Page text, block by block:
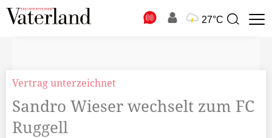
27°C
Suchbegriff
Vertrag unterzeichnet
Sandro Wieser wechselt zum FC
Ruggell